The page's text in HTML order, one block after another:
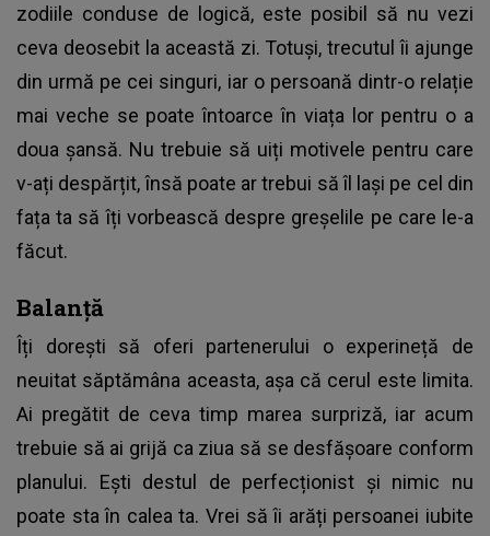
zodiile conduse de logică, este posibil să nu vezi
ceva deosebit la această zi. Totuși, trecutul îi ajunge
din urmă pe cei singuri, iar o persoană dintr-o relație
mai veche se poate întoarce în viața lor pentru o a
doua șansă. Nu trebuie să uiți motivele pentru care
v-ați despărțit, însă poate ar trebui să îl lași pe cel din
fața ta să îți vorbească despre greșelile pe care le-a
făcut.
Balanță
Îți dorești să oferi partenerului o experineță de
neuitat săptămâna aceasta, așa că cerul este limita.
Ai pregătit de ceva timp marea surpriză, iar acum
trebuie să ai grijă ca ziua să se desfășoare conform
planului. Ești destul de perfecționist și nimic nu
poate sta în calea ta. Vrei să îi arăți persoanei iubite